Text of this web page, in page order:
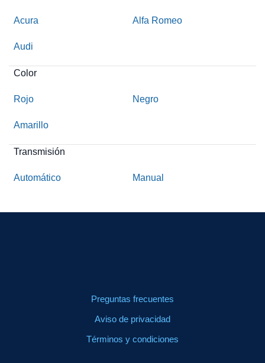
Acura Alfa Romeo
Audi
Color
Rojo Negro
Amarillo
Transmisión
Automático Manual
Preguntas frecuentes
Aviso de privacidad
Términos y condiciones